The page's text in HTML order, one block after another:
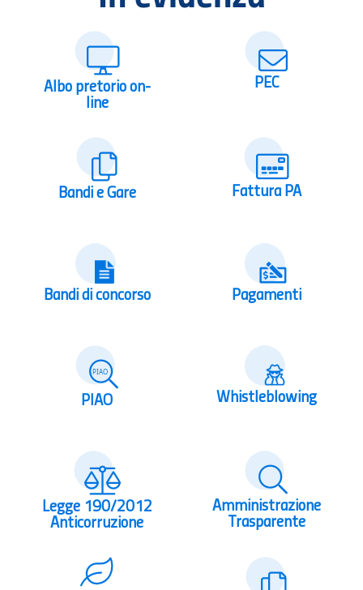
Albo pretorio on-
line
PEC
Bandi e Gare Fattura PA
Bandi di concorso Pagamenti
PIAO Whistleblowing
Legge 190/2012
Anticorruzione
Amministrazione
Trasparente